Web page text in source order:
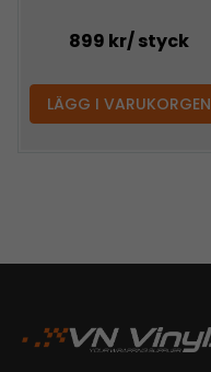
899 kr/ styck
LÄGG I VARUKORGEN